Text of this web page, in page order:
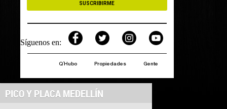
SUSCRIBIRME
Síguenos en:
Q´Hubo Propiedades Gente
PICO Y PLACA MEDELLÍN